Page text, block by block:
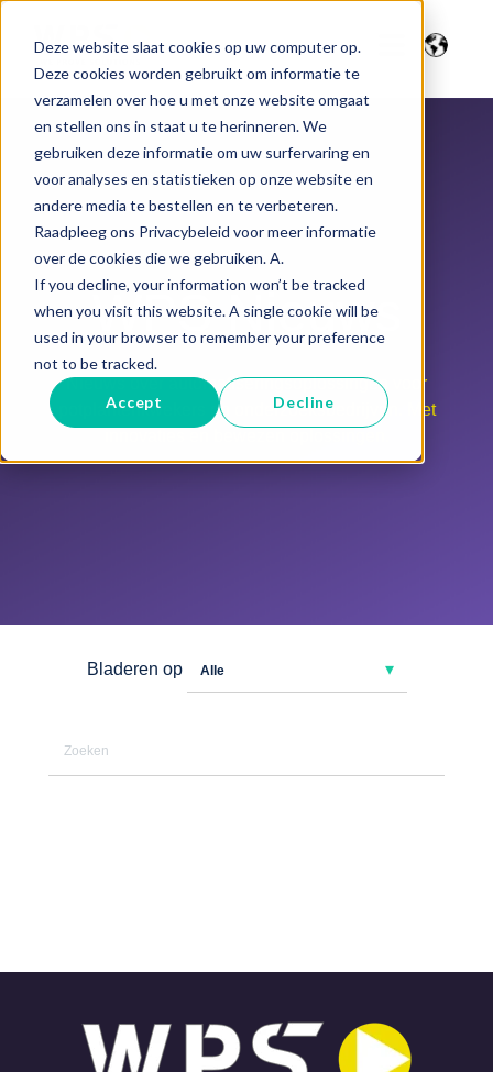
Deze website slaat cookies op uw computer op.
Deze cookies worden gebruikt om informatie te
verzamelen over hoe u met onze website omgaat
en stellen ons in staat u te herinneren. We
gebruiken deze informatie om uw surfervaring en
voor analyses en statistieken op onze website en
andere media te bestellen en te verbeteren.
Raadpleeg ons Privacybeleid voor meer informatie
over de cookies die we gebruiken. A.
If you decline, your information won’t be tracked
when you visit this website. A single cookie will be
used in your browser to remember your preference
not to be tracked.
Accept Decline
WPS Nieuws
Nieuws over automatiseringsoplossingen voor
potplantenkwekers en onderzoeksbedrijven. Met
Bladeren op